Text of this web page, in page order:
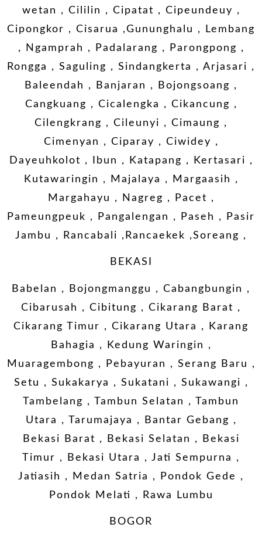
wetan , Cililin , Cipatat , Cipeundeuy ,
Cipongkor , Cisarua ,Gununghalu , Lembang
, Ngamprah , Padalarang , Parongpong ,
Rongga , Saguling , Sindangkerta , Arjasari ,
Baleendah , Banjaran , Bojongsoang ,
Cangkuang , Cicalengka , Cikancung ,
Cilengkrang , Cileunyi , Cimaung ,
Cimenyan , Ciparay , Ciwidey ,
Dayeuhkolot , Ibun , Katapang , Kertasari ,
Kutawaringin , Majalaya , Margaasih ,
Margahayu , Nagreg , Pacet ,
Pameungpeuk , Pangalengan , Paseh , Pasir
Jambu , Rancabali ,Rancaekek ,Soreang ,
BEKASI
Babelan , Bojongmanggu , Cabangbungin ,
Cibarusah , Cibitung , Cikarang Barat ,
Cikarang Timur , Cikarang Utara , Karang
Bahagia , Kedung Waringin ,
Muaragembong , Pebayuran , Serang Baru ,
Setu , Sukakarya , Sukatani , Sukawangi ,
Tambelang , Tambun Selatan , Tambun
Utara , Tarumajaya , Bantar Gebang ,
Bekasi Barat , Bekasi Selatan , Bekasi
Timur , Bekasi Utara , Jati Sempurna ,
Jatiasih , Medan Satria , Pondok Gede ,
Pondok Melati , Rawa Lumbu
BOGOR